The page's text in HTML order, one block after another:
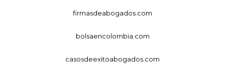
firmasdeabogados.com
bolsaencolombia.com
casosdeexitoabogados.com